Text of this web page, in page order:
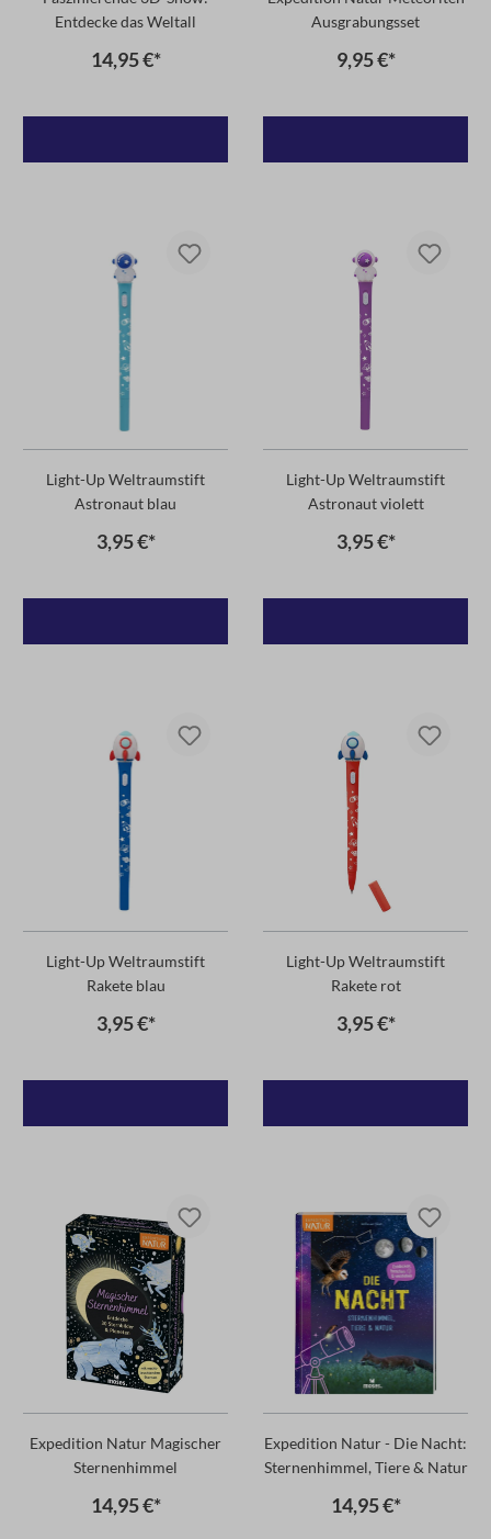
Entdecke das Weltall
14,95 €*
Ausgrabungsset
9,95 €*
Light-Up Weltraumstift
Astronaut blau
3,95 €*
Light-Up Weltraumstift
Astronaut violett
3,95 €*
Light-Up Weltraumstift
Rakete blau
3,95 €*
Light-Up Weltraumstift
Rakete rot
3,95 €*
Expedition Natur Magischer
Sternenhimmel
14,95 €*
Expedition Natur - Die Nacht:
Sternenhimmel, Tiere & Natur
14,95 €*